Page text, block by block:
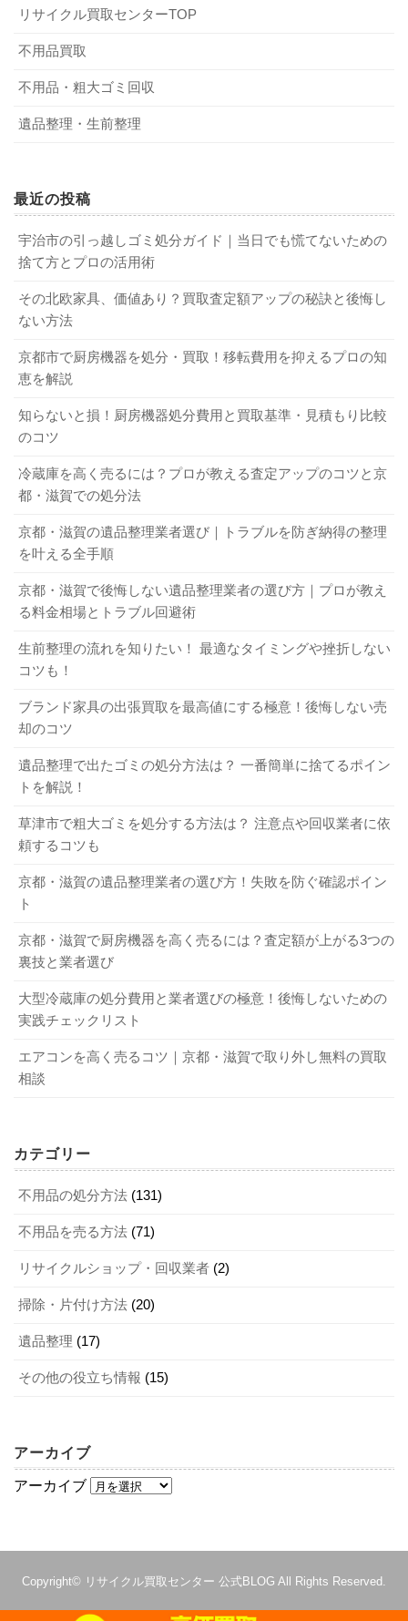
生前整理とは単に不用品を片付けるだけでなく、自分にと
ら、「いつから始めるべき」という決まりはありません。
少しずつ身の回りのものを整理し、自分にとって必要なも
りません。
1-2．生活が大きく変わるときに始めるのがお
く生活が変わるときがあります。生活が大きく変われば、
必要なものも変わってくるでしょう。このときに生前整理
をすると、必要なものと不必要なものが分かりやすくなり
ます。
1-3．家族全員で不要なものを整理しよう
生前整理は自分のものだけでなく、家族全員で使うもの、
夫婦で使うものも行う必要があります。ですから、自分1人
だけでなく、家族にも声をかけましょう。また、自分のも
関連記事
2．生前整理の進め方
では、どのように生前整理を進めればいいのでしょうか？
2-1．小さい収納スペースを一番始めに片付け
る
生前整理は、基本的に引っ越し作業と同じです。不要なも
不用品の仕分けをするだけでも、時間がかかるでしょう。
そこで、まずは一番小さい収納スペースの片付けをしてみ
てください。中のものを全てだし、必要なものと不要なも
のを分けていきます。迷うようならば、「1年以上使わなか
まとめて入れておき、しばらく時間をおきましょう。そう
すれば、判断がつきやすくなります。小さい収納スペース
が無事片付けられたなら達成感も味わえるうえ、片付けの
生前整理は、1箇所ずつ行っていきましょう。「家全体を一
自分が使っているものしかないスペースを完全に片付け終
わったら、家族共有のスペースを片付けましょう。この場
生前整理は、人によってやることが異なります。単に不用
品を片付ければいいというだけの人もいれば、家や土地な
た、「ものが多すぎて1人では片付けられない」というケー
スもあります。生前整理を業者に依頼すれば、不用品の片
も行っているので、自分で不用品を処分したり売却先を探
したりする手間が省けます。
ことができます。
不用品の買取・回収
なお、業者によっては行っていないサービスもありますの
3-3．生前整理を依頼する業者の選び方
者選びに迷ったら、以下のようなポイントを押さえましょ
自分が望んでいるサービスを提供してくれるか
評判がよいか
事務所を構えているか
なお、連絡先が携帯電話だけという業者は、簡単に音信不
通になる可能性があります。固定電話が連絡先として設定
されているところを選びましょう。
関連記事 汚部屋から脱出するには手順が重要！ 確実に片付ける方法を解説！
生前整理を業者に依頼する流れは以下のようなものです。
インターネットやイエローページで業者を見つける
りやすい業者に依頼しましょう。極端に値段が高い業者、
安い業者は依頼しない方がおすすめです。
ブランド食器・ホビー類などは中古でも一定の需要があり
Q．生前整理を業者に依頼したら、どんなものでも回収して
A．業者によっては回収できないものもあります。見積もり
Q．生前整理を業者に依頼すれば、どのくらいで終わります
か？
A．ゴミ屋敷でない限り、1日で終わることが大半です。
A．全くしなくてよい、というケースは少ないでしょう。し
かし、手間は大幅に減ります。
Q．生前整理を至急行いたい場合は、業者に頼むのが一番い
いでしょうか？
A．はい。人手を集められないなら業者に依頼しましょう。
関連記事 汚部屋を放置すると火事になるって本当？ 今すぐできる予防法を紹介
今回は、生前整理のメリットや必要性、進め方などを解説
しました。生前整理は時間に余裕があるならば、少しずつ
行っていきましょう。自分ではもう無理だと思った場合
や、至急に整理が必要になった場合は、業者に依頼するの
がおすすめです。片付けから回収まで一手に引き受けてく
リサイクル買取センターTOP
不用品買取
不用品・粗大ゴミ回収
遺品整理・生前整理
最近の投稿
宇治市の引っ越しゴミ処分ガイド｜当日でも慌てないための
捨て方とプロの活用術
その北欧家具、価値あり？買取査定額アップの秘訣と後悔し
ない方法
京都市で厨房機器を処分・買取！移転費用を抑えるプロの知
恵を解説
知らないと損！厨房機器処分費用と買取基準・見積もり比較
のコツ
冷蔵庫を高く売るには？プロが教える査定アップのコツと京
都・滋賀での処分法
京都・滋賀の遺品整理業者選び｜トラブルを防ぎ納得の整理
を叶える全手順
京都・滋賀で後悔しない遺品整理業者の選び方｜プロが教え
る料金相場とトラブル回避術
生前整理の流れを知りたい！ 最適なタイミングや挫折しない
コツも！
ブランド家具の出張買取を最高値にする極意！後悔しない売
却のコツ
遺品整理で出たゴミの処分方法は？ 一番簡単に捨てるポイン
トを解説！
草津市で粗大ゴミを処分する方法は？ 注意点や回収業者に依
頼するコツも
京都・滋賀の遺品整理業者の選び方！失敗を防ぐ確認ポイン
ト
京都・滋賀で厨房機器を高く売るには？査定額が上がる3つの
裏技と業者選び
大型冷蔵庫の処分費用と業者選びの極意！後悔しないための
実践チェックリスト
エアコンを高く売るコツ｜京都・滋賀で取り外し無料の買取
相談
カテゴリー
不用品の処分方法 (131)
不用品を売る方法 (71)
リサイクルショップ・回収業者 (2)
掃除・片付け方法 (20)
遺品整理 (17)
その他の役立ち情報 (15)
アーカイブ
アーカイブ
Copyright© リサイクル買取センター 公式BLOG All Rights Reserved.